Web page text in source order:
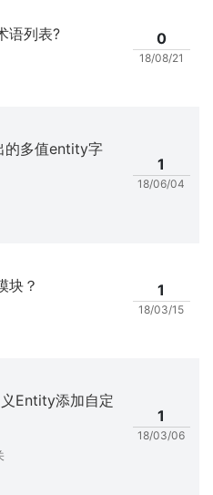
语列表? 0
18/08/21
的多值entity字
1
18/06/04
块？ 1
18/03/15
Entity添加自定
1
18/03/06